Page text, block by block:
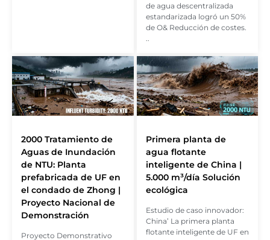
de agua descentralizada
estandarizada logró un 50%
de O& Reducción de costes.
2000 Tratamiento de
Aguas de Inundación
de NTU: Planta
prefabricada de UF en
el condado de Zhong |
Proyecto Nacional de
Demonstración
Proyecto Demonstrativo
Primera planta de
agua flotante
inteligente de China |
5.000 m³/día Solución
ecológica
Estudio de caso innovador:
China’ La primera planta
flotante inteligente de UF en